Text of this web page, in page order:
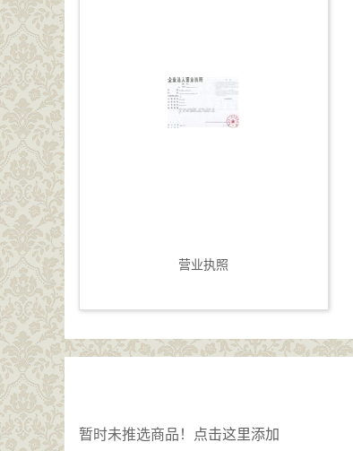
营业执照
暂时未推选商品！ 点击这里添加